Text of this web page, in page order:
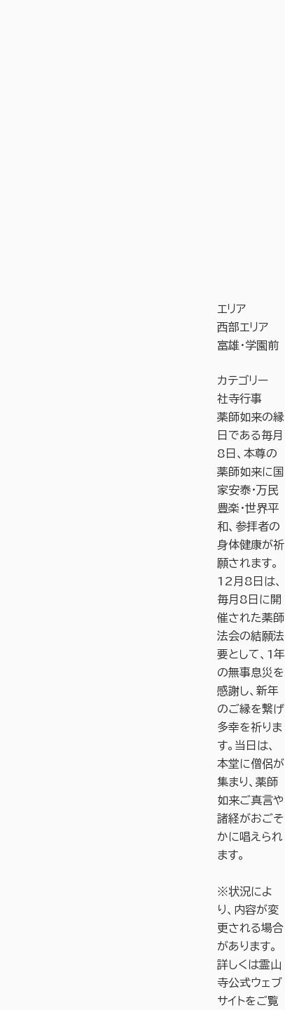
エリア
西部エリア
富雄・学園前
カテゴリー
社寺行事
薬師如来の縁
日である毎月
8日、本尊の
薬師如来に国
家安泰・万民
豊楽・世界平
和、参拝者の
身体健康が祈
願されます。
12月8日は、
毎月8日に開
催された薬師
法会の結願法
要として、1年
の無事息災を
感謝し、新年
のご縁を繋げ
多幸を祈りま
す。当日は、
本堂に僧侶が
集まり、薬師
如来ご真言や
諸経がおごそ
かに唱えられ
ます。
※状況によ
り、内容が変
更される場合
があります。
詳しくは霊山
寺公式ウェブ
サイトをご覧